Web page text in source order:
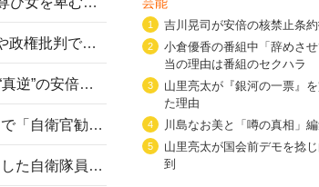
山里亮太が『DayDay.』で国会前の高市批判デモを「政策への反対や政権批判でない」と捻じ曲げ解説 デモ参加者から批判殺到
安倍晋三元首相の命日で高市首相は功績を賞賛したが……功績とは“真逆”の安倍元首相のトンデモ発言を振り返る
自衛隊リクルートは貧困層狙い撃ちだけではなかった！ 小学生にまで「自衛官勧誘」目的のパンフレット作成
「自衛隊は経済的に厳しい子が」は間違ってない！ 貧困層を標的にした自衛隊員募集、やす子、山上被告も…日本でも進む“経済的徴兵制”
1 吉川晃司が安倍の核禁止条
2
小倉優香の番組中「辞めさ
当の理由は番組のセクハラ
3
山里亮太が『銀河の一票』
た理由
4 川島なお美と「噂の真相」
5
山里亮太が国会前デモを捻
到